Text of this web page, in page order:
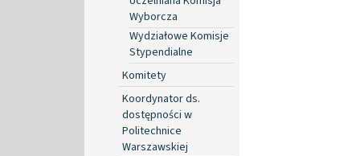
Wyborcza
Wydziałowe Komisje
Stypendialne
Komitety
Koordynator ds.
dostępności w
Politechnice
Warszawskiej